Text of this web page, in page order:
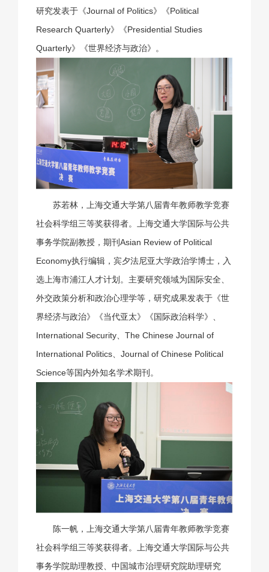
研究发表于《Journal of Politics》《Political
Research Quarterly》《Presidential Studies
Quarterly》《世界经济与政治》。
苏若林，上海交通大学第八届青年教师教学竞赛
社会科学组三等奖获得者。上海交通大学国际与公共
事务学院副教授，期刊Asian Review of Political
Economy执行编辑，宾夕法尼亚大学政治学博士，入
选上海市浦江人才计划。主要研究领域为国际安全、
外交政策分析和政治心理学等，研究成果发表于《世
界经济与政治》《当代亚太》《国际政治科学》、
International Security、The Chinese Journal of
International Politics、Journal of Chinese Political
Science等国内外知名学术期刊。
陈一帆，上海交通大学第八届青年教师教学竞赛
社会科学组三等奖获得者。上海交通大学国际与公共
事务学院助理教授、中国城市治理研究院助理研究